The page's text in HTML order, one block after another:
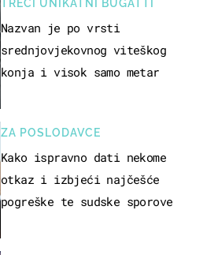
TREĆI UNIKATNI BUGATTI
Nazvan je po vrsti
srednjovjekovnog viteškog
konja i visok samo metar
ZA POSLODAVCE
Kako ispravno dati nekome
otkaz i izbjeći najčešće
pogreške te sudske sporove